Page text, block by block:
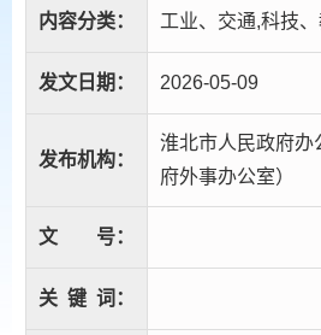
内容分类： 工业、交通,科技
发文日期： 2026-05-09
发布机构：
淮北市人民政府办
府外事办公室）
文 号：
关 键 词：